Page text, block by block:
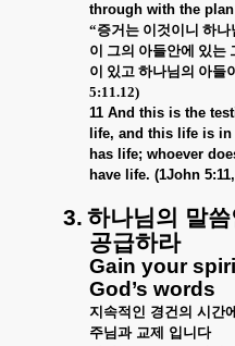
through with the plan
“증거는 이것이니 하
이 그의 아들안에 있는
이 있고 하나님의 아들
5:11.12)
11 And this is the
life, and this life is
has life; whoever
have life. (1John
3. 하나님의 말
공급하라
Gain your
God’s words
지속적인 경건의 시간에
주님과 교제 입니다